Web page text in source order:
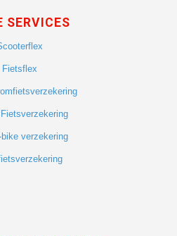
SERVICES
Fietsflex
bike verzekering